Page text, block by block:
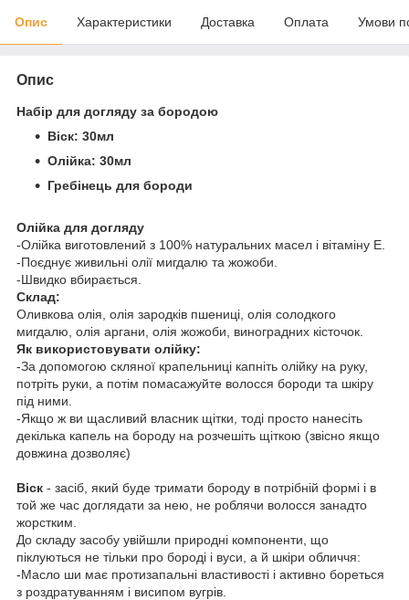
Опис Характеристики Доставка Оплата Умови
Опис
Набір для догляду за бородою
Віск: 30мл
Олійка: 30мл
Гребінець для бороди
Олійка для догляду
-Олійка виготовлений з 100% натуральних масел і вітаміну Е.
-Поєднує живильні олії мигдалю та жожоби.
-Швидко вбирається.
Склад:
Оливкова олія, олія зародків пшениці, олія солодкого
мигдалю, олія аргани, олія жожоби, виноградних кісточок.
Як використовувати олійку:
-За допомогою скляної крапельниці капніть олійку на руку,
потріть руки, а потім помасажуйте волосся бороди та шкіру
під ними.
-Якщо ж ви щасливий власник щітки, тоді просто нанесіть
декілька капель на бороду на розчешіть щіткою (звісно якщо
довжина дозволяє)
Віск - засіб, який буде тримати бороду в потрібній формі і в
той же час доглядати за нею, не роблячи волосся занадто
жорстким.
До складу засобу увійшли природні компоненти, що
піклуються не тільки про бороді і вуси, а й шкіри обличчя:
-Масло ши має протизапальні властивості і активно бореться
з роздратуванням і висипом вугрів.